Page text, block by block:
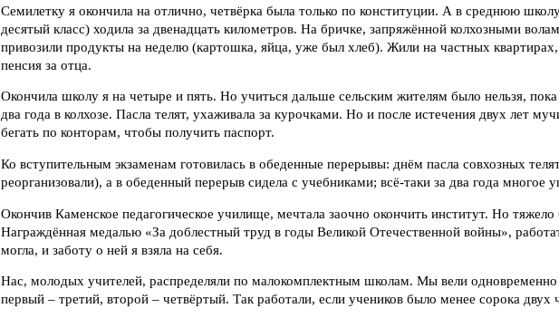
Семилетку я окончила на отлично, четвёрка была только по конституции. А в среднюю
десятый класс) ходила за двенадцать километров. На бричке, запряжённой колхозными
привозили продукты на неделю (картошка, яйца, уже был хлеб). Жили на частных
пенсия за отца.
Окончила школу я на четыре и пять. Но учиться дальше сельским жителям было нельзя,
два года в колхозе. Пасла телят, ухаживала за курочками. Но и после истечения двух лет
бегать по конторам, чтобы получить паспорт.
Ко вступительным экзаменам готовилась в обеденные перерывы: днём пасла совхозных
реорганизовали), а в обеденный перерыв сидела с учебниками; всё-таки за два года многое
Окончив Каменское педагогическое училище, мечтала заочно окончить институт. Но тяжело
Награждённая медалью «За доблестный труд в годы Великой Отечественной войны»,
могла, и заботу о ней я взяла на себя.
Нас, молодых учителей, распределяли по малокомплектным школам. Мы вели одновременно
первый – третий, второй – четвёртый. Так работали, если учеников было менее сорока двух